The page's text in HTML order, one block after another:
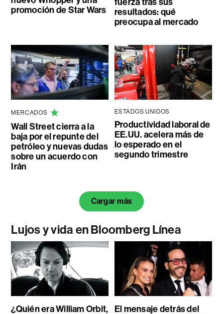
promoción de Star Wars
resultados: qué
preocupa al mercado
MERCADOS
Wall Street cierra a la
baja por el repunte del
petróleo y nuevas dudas
sobre un acuerdo con
Irán
ESTADOS UNIDOS
Productividad laboral de
EE.UU. acelera más de
lo esperado en el
segundo trimestre
Cargar más
Lujos y vida en Bloomberg Línea
¿Quién era William Orbit,
El mensaje detrás del